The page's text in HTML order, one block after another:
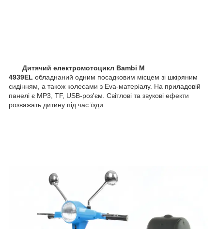
Дитячий електромотоцикл Bambi M
4939EL обладнаний одним посадковим місцем зі шкіряним
сидінням, а також колесами з Eva-матеріалу. На приладовій
панелі є MP3, TF, USB-роз'єм. Світлові та звукові ефекти
розважать дитину під час їзди.